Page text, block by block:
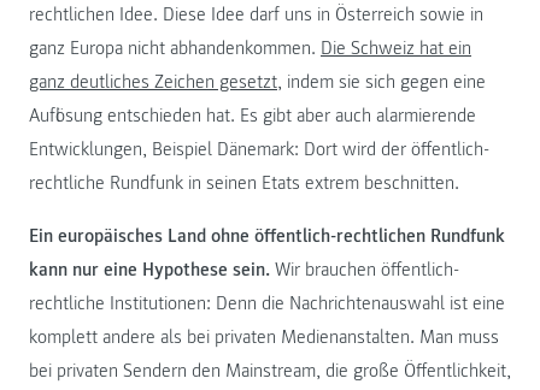
rechtlichen Idee. Diese Idee darf uns in Österreich sowie in
ganz Europa nicht abhandenkommen. Die Schweiz hat ein
ganz deutliches Zeichen gesetzt, indem sie sich gegen eine
Auflösung entschieden hat. Es gibt aber auch alarmierende
Entwicklungen, Beispiel Dänemark: Dort wird der öffentlich-
rechtliche Rundfunk in seinen Etats extrem beschnitten.
Ein europäisches Land ohne öffentlich-rechtlichen Rundfunk
kann nur eine Hypothese sein. Wir brauchen öffentlich-
rechtliche Institutionen: Denn die Nachrichtenauswahl ist eine
komplett andere als bei privaten Medienanstalten. Man muss
bei privaten Sendern den Mainstream, die große Öffentlichkeit,